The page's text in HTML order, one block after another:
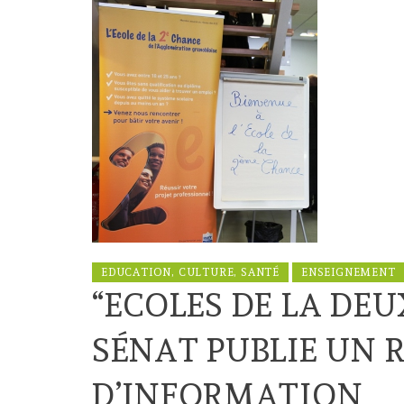
EDUCATION, CULTURE, SANTÉ ENSEIGNEMENT
“ECOLES DE LA
SÉNAT PUBLIE UN
D’INFORMATION